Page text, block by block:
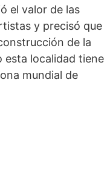
el valor de las
y precisó que
de la
esta localidad tiene
mundial de